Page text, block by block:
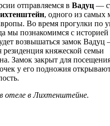
отправляемся в Вадуц —
, одного из самых
Во время прогулки по
мы познакомимся с историей
возвышаться замок
резиденция княжеской семьи
Замок закрыт для
у его подножия
отеле в Лихтенштейне.